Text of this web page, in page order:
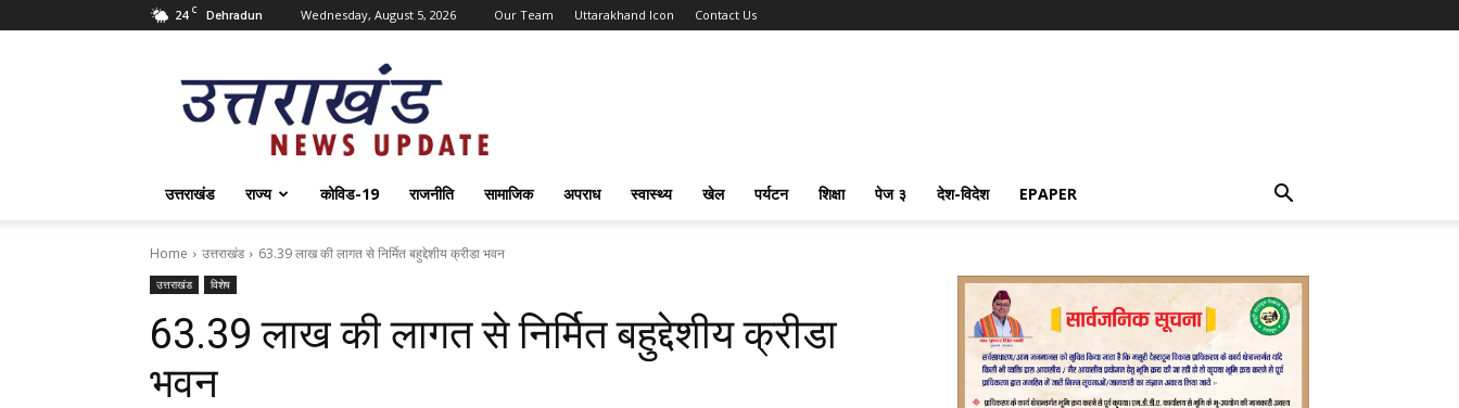
24 C Dehradun Wednesday, August 5, 2026 Our Team Uttarakhand Icon Contact Us
Uttarakhand
News
Update
उत्तराखंड राज्य कोविड-19 राजनीति सामाजिक अपराध स्वास्थ्य खेल पर्यटन शिक्षा पेज ३ देश-विदेश EPAPER
Home उत्तराखंड 63.39 लाख की लागत से निर्मित बहुद्देशीय क्रीडा भवन
उत्तराखंड विशेष
63.39 लाख की लागत से निर्मित बहुद्देशीय क्रीडा
भवन